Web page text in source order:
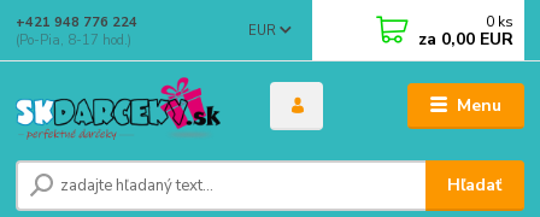
Menu
EUR
Hľadať
+421 948 776 224
(Po-Pia, 8-17 hod.)
0 ks
za 0,00 EUR